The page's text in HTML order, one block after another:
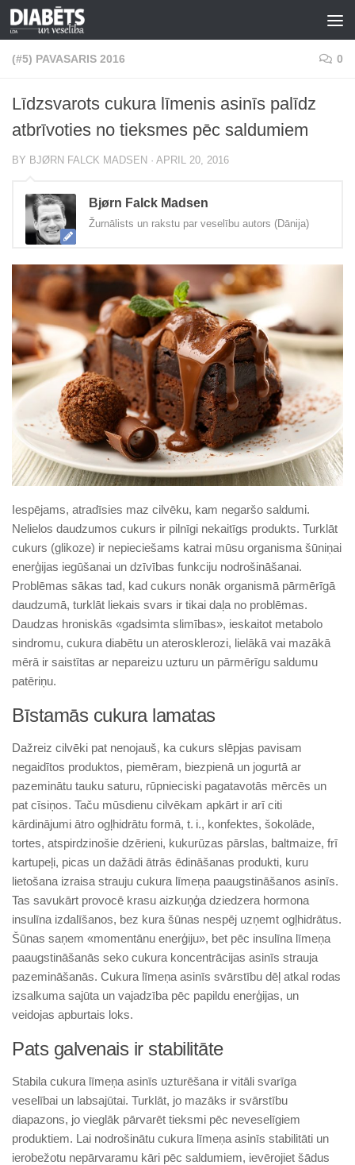
Skip to content
(#5) PAVASARIS 2016 0
Līdzsvarots cukura līmenis asinīs palīdz
atbrīvoties no tieksmes pēc saldumiem
BY BJØRN FALCK MADSEN · APRIL 20, 2016
Bjørn Falck Madsen
Žurnālists un rakstu par veselību autors (Dānija)
Iespējams, atradīsies maz cilvēku, kam negaršo saldumi.
Nelielos daudzumos cukurs ir pilnīgi nekaitīgs produkts. Turklāt
cukurs (glikoze) ir nepieciešams katrai mūsu organisma šūniņai
enerģijas iegūšanai un dzīvības funkciju nodrošināšanai.
Problēmas sākas tad, kad cukurs nonāk organismā pārmērīgā
daudzumā, turklāt liekais svars ir tikai daļa no problēmas.
Daudzas hroniskās «gadsimta slimības», ieskaitot metabolo
sindromu, cukura diabētu un aterosklerozi, lielākā vai mazākā
mērā ir saistītas ar nepareizu uzturu un pārmērīgu saldumu
patēriņu.
Bīstamās cukura lamatas
Dažreiz cilvēki pat nenojauš, ka cukurs slēpjas pavisam
negaidītos produktos, piemēram, biezpienā un jogurtā ar
pazeminātu tauku saturu, rūpnieciski pagatavotās mērcēs un
pat cīsiņos. Taču mūsdienu cilvēkam apkārt ir arī citi
kārdinājumi ātro ogļhidrātu formā, t. i., konfektes, šokolāde,
tortes, atspirdzinošie dzērieni, kukurūzas pārslas, baltmaize, frī
kartupeļi, picas un dažādi ātrās ēdināšanas produkti, kuru
lietošana izraisa strauju cukura līmeņa paaugstināšanos asinīs.
Tas savukārt provocē krasu aizkuņģa dziedzera hormona
insulīna izdalīšanos, bez kura šūnas nespēj uzņemt ogļhidrātus.
Šūnas saņem «momentānu enerģiju», bet pēc insulīna līmeņa
paaugstināšanās seko cukura koncentrācijas asinīs strauja
pazemināšanās. Cukura līmeņa asinīs svārstību dēļ atkal rodas
izsalkuma sajūta un vajadzība pēc papildu enerģijas, un
veidojas apburtais loks.
Pats galvenais ir stabilitāte
Stabila cukura līmeņa asinīs uzturēšana ir vitāli svarīga
veselībai un labsajūtai. Turklāt, jo mazāks ir svārstību
diapazons, jo vieglāk pārvarēt tieksmi pēc neveselīgiem
produktiem. Lai nodrošinātu cukura līmeņa asinīs stabilitāti un
ierobežotu nepārvaramu kāri pēc saldumiem, ievērojiet šādus